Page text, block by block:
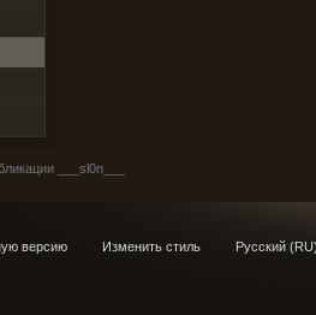
___sl0n___
версию Изменить стиль Русский